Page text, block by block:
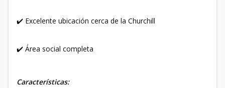
✔️ Excelente ubicación cerca de la Churchill
✔️ Área social completa
Características: